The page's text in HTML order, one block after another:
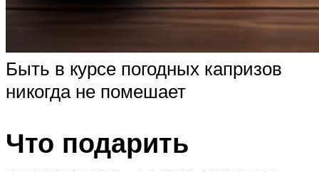
Быть в курсе погодных капризов
никогда не помешает
Что подарить